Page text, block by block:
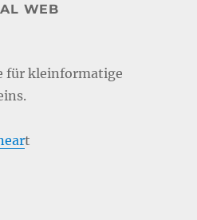
WEB
für kleinformatige
t